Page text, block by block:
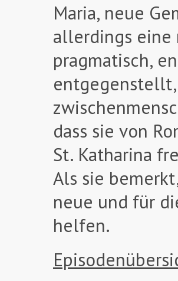
Maria, neue
allerdings eine
pragmatisch,
dass sie von
St. Katharina
Als sie
neue und für
helfen.